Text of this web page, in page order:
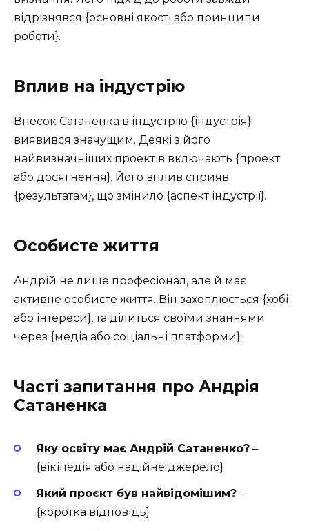
відрізнявся {основні якості або принципи
роботи}.
Вплив на індустрію
Внесок Сатаненка в індустрію {індустрія}
виявився значущим. Деякі з його
найвизначніших проектів включають {проект
або досягнення}. Його вплив сприяв
{результатам}, що змінило {аспект індустрії}.
Особисте життя
Андрій не лише професіонал, але й має
активне особисте життя. Він захоплюється {хобі
або інтереси}, та ділиться своїми знаннями
через {медіа або соціальні платформи}.
Часті запитання про Андрія
Сатаненка
Яку освіту має Андрій Сатаненко? –
{вікіпедія або надійне джерело}
Який проєкт був найвідомішим? –
{коротка відповідь}